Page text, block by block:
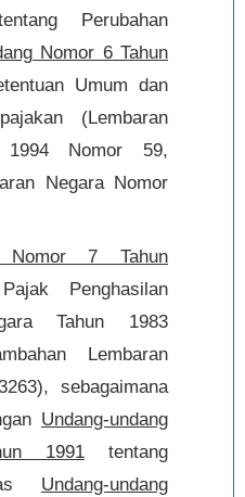
Perubahan
Nomor 6 Tahun
Umum dan
(Lembaran
1994 Nomor 59,
Negara Nomor
Nomor 7 Tahun
Penghasilan
Tahun 1983
Lembaran
sebagaimana
Undang-undang
1991 tentang
Undang-undang